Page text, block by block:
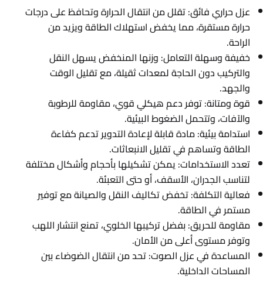
عزل حراري فائق: تقلل من انتقال الحرارة وتحافظ على درجات
حرارة مستقرة، مما يخفض استهلاك الطاقة ويزيد من
الراحة.
خفيفة وسهلة التعامل: وزنها المنخفض يسهل النقل
والتركيب دون الحاجة لمعدات ثقيلة، مع تقليل الوقت
والجهد.
قوة ومتانة: توفر دعم هيكلي قوي، مقاومة للرطوبة
والآفات، وتتحمل الضغوط البيئية.
استدامة بيئية: مادة قابلة لإعادة التدوير تدعم كفاءة
الطاقة وتساهم في تقليل الانبعاثات.
تعدد الاستخدامات: يمكن تشكيلها بأحجام وأشكال مختلفة
لتناسب الجدران، الأسقف، أو حتى التعبئة.
فعالية التكلفة: تخفض تكاليف النقل والصيانة مع توفير
مستمر في الطاقة.
مقاومة للحريق: بفضل تركيبها الخلوي، تمنع انتشار اللهب
وتوفر مستوى أعلى من الأمان.
المساعدة في عزل الصوت: تحد من انتقال الضوضاء بين
المساحات الداخلية.